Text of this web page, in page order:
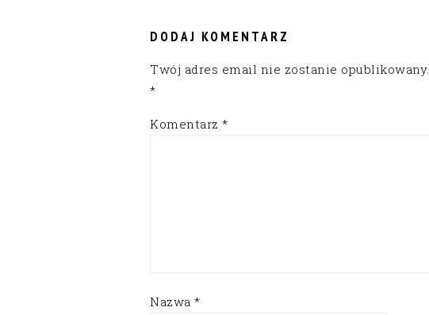
DODAJ KOMENTARZ
Twój adres email nie zostanie opublikowany.
*
Komentarz *
Nazwa *